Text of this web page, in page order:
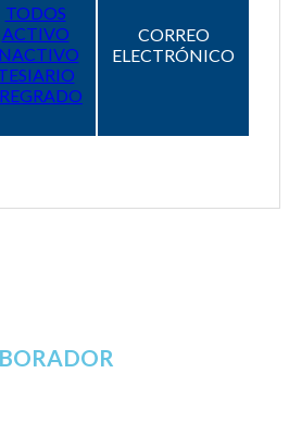
TODOS
ACTIVO
CORREO
ELECTRÓNICO